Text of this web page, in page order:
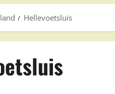
Hellevoetsluis